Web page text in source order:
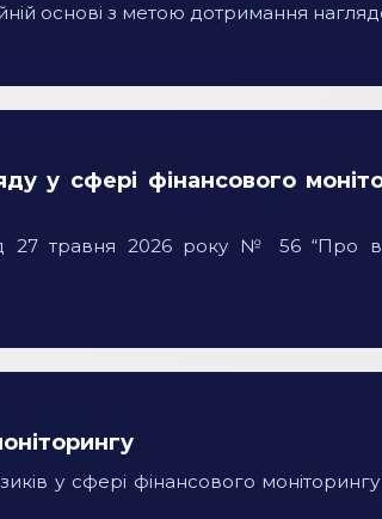
основі з метою дотримання
у сфері фінансового
27 травня 2026 року № 56 “Про
у сфері фінансового